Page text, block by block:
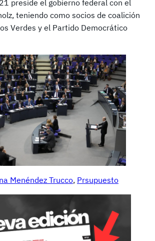
preside el gobierno federal con el
teniendo como socios de coalición
Verdes y el Partido Democrático
Menéndez Trucco, Prsupuesto